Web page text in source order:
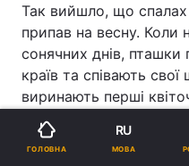
Так вийшло, що спалах
припав на весну. Коли
сонячних днів, пташки
країв та співають свої
виринають перші
зеленню та цвітом.
ГОЛОВНА
RU
МОВА